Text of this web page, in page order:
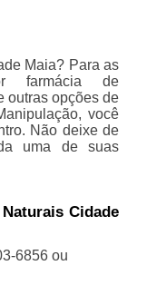
Maia? Para as
farmácia de
outras opções de
você
Não deixe de
uma de suas
Cidade
6856 ou